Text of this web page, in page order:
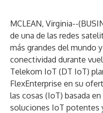
MCLEAN, Virginia--(
de una de las redes
más grandes del mundo
conectividad durante
Telekom IoT (DT IoT)
FlexEnterprise en su
las cosas (IoT) basada
soluciones IoT potentes